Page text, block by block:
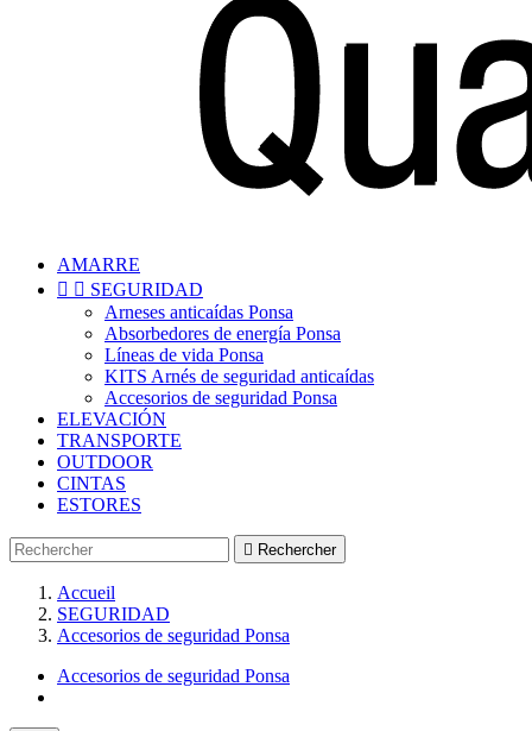
AMARRE
  SEGURIDAD
Arneses anticaídas Ponsa
Absorbedores de energía Ponsa
Líneas de vida Ponsa
KITS Arnés de seguridad anticaídas
Accesorios de seguridad Ponsa
ELEVACIÓN
TRANSPORTE
OUTDOOR
CINTAS
ESTORES
 Rechercher
Accueil
SEGURIDAD
Accesorios de seguridad Ponsa
Accesorios de seguridad Ponsa